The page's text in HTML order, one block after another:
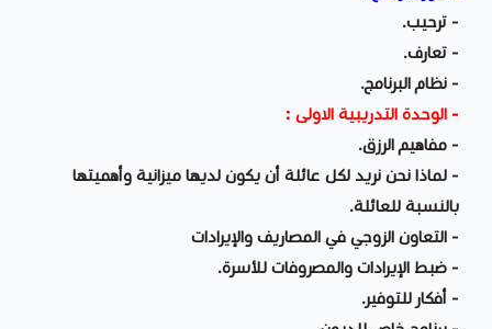
- ترحيب.
- تعارف.
- نظام البرنامج.
- الوحدة التدريبية الاولى :
- مفاهيم الرزق.
- لماذا نحن نريد لكل عائلة أن يكون لديها ميزانية وأهميتها
بالنسبة للعائلة.
- التعاون الزوجي في المصاريف والإيرادات
- ضبط الإيرادات والمصروفات للأسرة.
- أفكار للتوفير.